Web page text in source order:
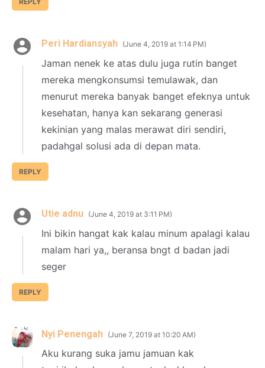
Peri Hardiansyah June 4, 2019 at 1:14 PM
Jaman nenek ke atas dulu juga rutin banget
mereka mengkonsumsi temulawak, dan
menurut mereka banyak banget efeknya untuk
kesehatan, hanya kan sekarang generasi
kekinian yang malas merawat diri sendiri,
padahgal solusi ada di depan mata.
REPLY
Utie adnu June 4, 2019 at 3:11 PM
Ini bikin hangat kak kalau minum apalagi kalau
malam hari ya,, beransa bngt d badan jadi
seger
REPLY
Nyi Penengah June 7, 2019 at 10:20 AM
Aku kurang suka jamu jamuan kak